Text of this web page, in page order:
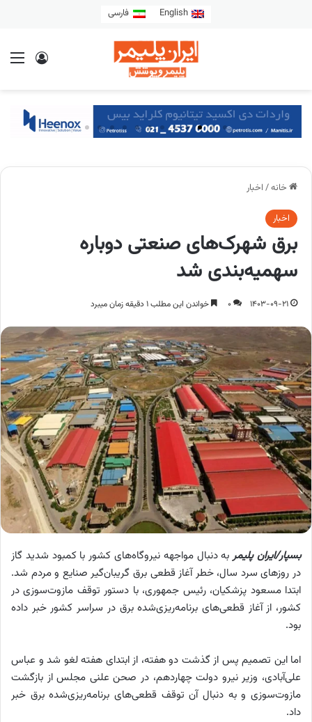
English فارسی
خانه/ اخبار
اخبار
برق شهرک‌های صنعتی دوباره
سهمیه‌بندی شد
1403-09-21
0 خواندن این مطلب 1 دقیقه زمان میبرد
بسپار/ایران پلیمربه دنبال مواجهه نیروگاه‌های کشور با کمبود شدید گاز
در روزهای سرد سال، خطر آغاز قطعی برق گریبان‌گیر صنایع و مردم شد.
ابتدا مسعود پزشکیان، رئیس جمهوری، با دستور توقف مازوت‌سوزی در
کشور، از آغاز قطعی‌های برنامه‌ریزی‌شده برق در سراسر کشور خبر داده
بود.
اما این تصمیم پس از گذشت دو هفته، از ابتدای هفته لغو شد و عباس
علی‌آبادی، وزیر نیرو دولت چهاردهم، در صحن علنی مجلس از بازگشت
مازوت‌سوزی و به دنبال آن توقف قطعی‌های برنامه‌ریزی‌شده برق خبر
داد.